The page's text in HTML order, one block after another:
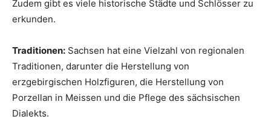
Zudem gibt es viele historische Städte und Schlösser zu
erkunden.
Traditionen: Sachsen hat eine Vielzahl von regionalen
Traditionen, darunter die Herstellung von
erzgebirgischen Holzfiguren, die Herstellung von
Porzellan in Meissen und die Pflege des sächsischen
Dialekts.